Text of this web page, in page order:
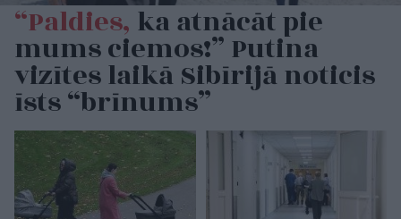
“Paldies, ka atnācāt pie
mums ciemos!” Putina
vizītes laikā Sibīrijā noticis
īsts “brīnums”